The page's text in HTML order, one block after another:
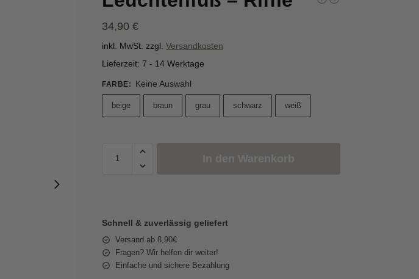
34,90€
inkl. MwSt. zzgl.Versandkosten
Lieferzeit:7 - 14 Werktage
FARBE: Keine Auswahl
beige braun grau schwarz weiß
In den Warenkorb
Schnell & zuverlässig geliefert
Versand ab 8,90€
Fragen? Wir helfen dir weiter!
Einfache und sichere Bezahlung